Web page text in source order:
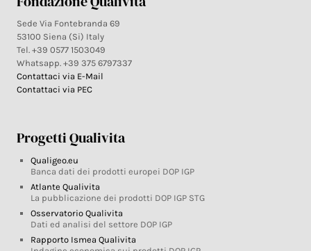
Sede Via Fontebranda 69
53100 Siena (Si) Italy
Tel. +39 0577 1503049
Whatsapp. +39 375 6797337
Contattaci via E-Mail
Contattaci via PEC
Progetti Qualivita
Qualigeo.eu
Banca dati dei prodotti europei DOP IGP
Atlante Qualivita
La pubblicazione dei prodotti DOP IGP STG
Osservatorio Qualivita
Dati ed analisi del settore DOP IGP
Rapporto Ismea Qualivita